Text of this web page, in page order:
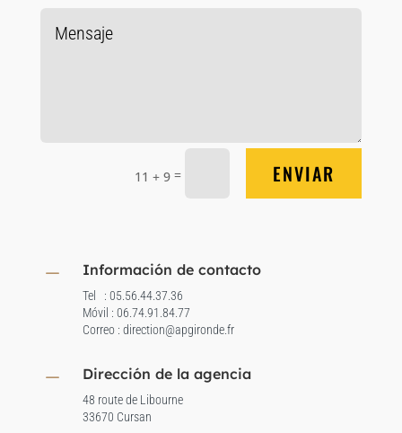
11 + 9 = ENVIAR
K Información de contacto
Tel : 05.56.44.37.36
Móvil : 06.74.91.84.77
Correo : direction@apgironde.fr
K Dirección de la agencia
48 route de Libourne
33670 Cursan